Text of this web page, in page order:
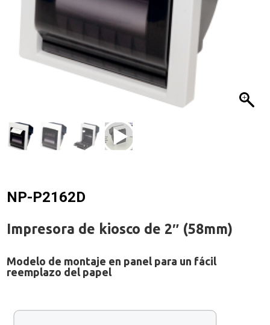
NP-P2162D
Impresora de kiosco de 2″ (58mm)
Modelo de montaje en panel para un fácil
reemplazo del papel